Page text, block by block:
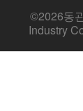
©2026동
Industry